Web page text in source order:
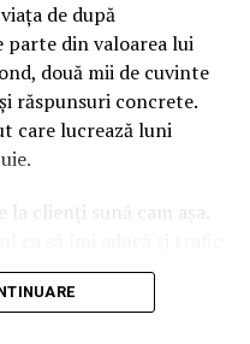
de după
parte din valoarea lui
două mii de cuvinte
răspunsuri concrete.
care lucrează luni
clienți sună cam așa.
Răspunsul
nu în felul în care